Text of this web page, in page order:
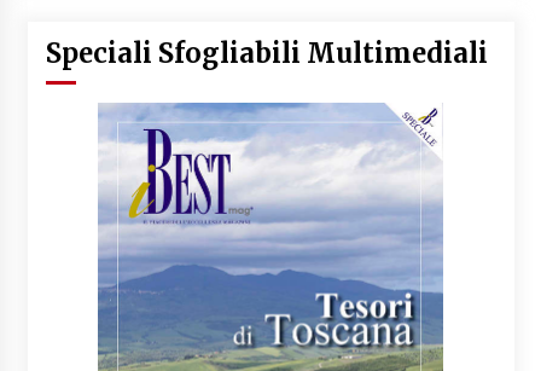
Speciali Sfogliabili Multimediali